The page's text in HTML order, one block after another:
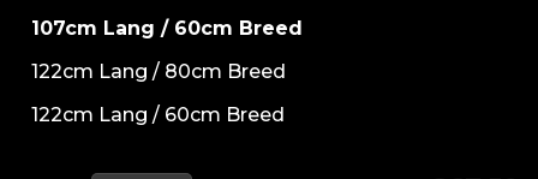
107cm Lang / 60cm Breed
122cm Lang / 80cm Breed
122cm Lang / 60cm Breed